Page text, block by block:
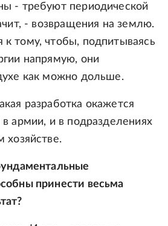
- требуют периодической
- возвращения на землю.
тому, чтобы, подпитываясь
напрямую, они
как можно дольше.
разработка окажется
в армии, и в подразделениях
хозяйстве.
принести весьма